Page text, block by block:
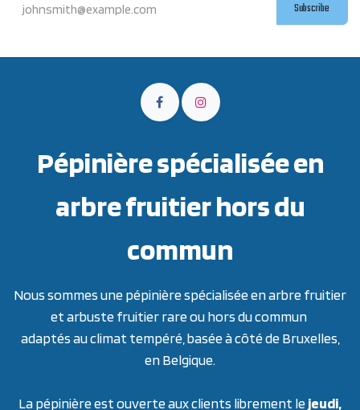
Subscribe
Pépinière spécialisée en
arbre fruitier hors du
commun
Nous sommes une pépinière spécialisée en arbre fruitier
et arbuste fruitier rare ou hors du commun
adaptés au climat tempéré, basée à côté de Bruxelles,
en Belgique.
La pépinière est ouverte aux clients librement lejeudi,